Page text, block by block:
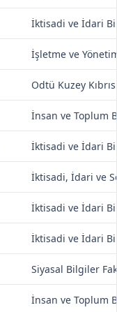
İktisadi ve İdari
İşletme ve
Odtü Kuzey
İnsan ve Toplum
İktisadi ve İdari
İktisadi, İdari ve
İktisadi ve İdari
İktisadi ve İdari
Siyasal Bilgiler
İnsan ve Toplum